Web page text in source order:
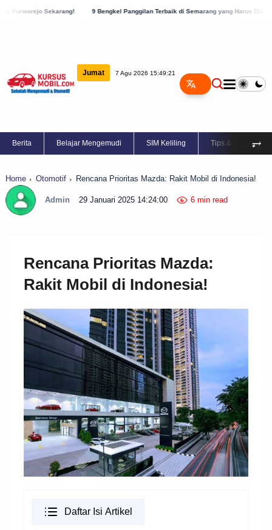
9 Bengkel Panggilan Terbaik di Semarang yang Harus Diketahui! 9 Bengkel
Jumat 7 Agu 2026 15:49:23
Berita Belajar Mengemudi SIM Keliling Tips & Trik ⥅
Home Otomotif Rencana Prioritas Mazda: Rakit Mobil di Indonesia!
Admin 29 Januari 2025 14:24:00 6 min read
Rencana Prioritas Mazda:
Rakit Mobil di Indonesia!
Daftar Isi Artikel